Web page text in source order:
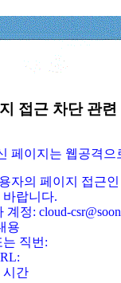
접근 차단 관
페이지는 웹공격
자의 페이지 접근
바랍니다.
계정: cloud-
용
는 직번:
시간